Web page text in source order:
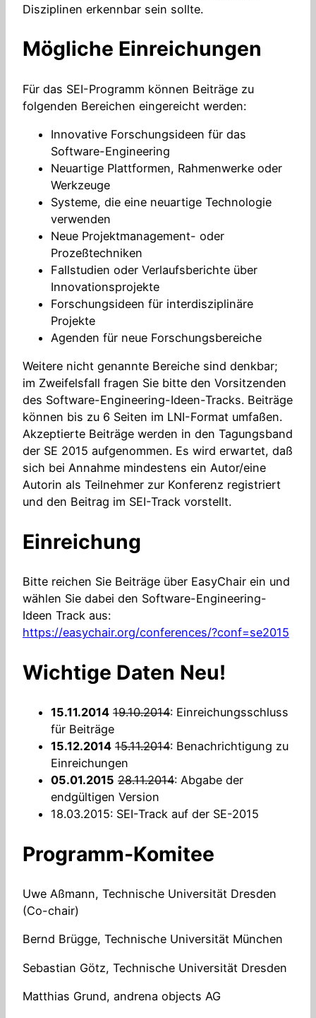
Disziplinen erkennbar sein sollte.
Mögliche Einreichungen
Für das SEI-Programm können Beiträge zu
folgenden Bereichen eingereicht werden:
Innovative Forschungsideen für das
Software-Engineering
Neuartige Plattformen, Rahmenwerke oder
Werkzeuge
Systeme, die eine neuartige Technologie
verwenden
Neue Projektmanagement- oder
Prozeßtechniken
Fallstudien oder Verlaufsberichte über
Innovationsprojekte
Forschungsideen für interdisziplinäre
Projekte
Agenden für neue Forschungsbereiche
Weitere nicht genannte Bereiche sind denkbar;
im Zweifelsfall fragen Sie bitte den Vorsitzenden
des Software-Engineering-Ideen-Tracks. Beiträge
können bis zu 6 Seiten im LNI-Format umfaßen.
Akzeptierte Beiträge werden in den Tagungsband
der SE 2015 aufgenommen. Es wird erwartet, daß
sich bei Annahme mindestens ein Autor/eine
Autorin als Teilnehmer zur Konferenz registriert
und den Beitrag im SEI-Track vorstellt.
Einreichung
Bitte reichen Sie Beiträge über EasyChair ein und
wählen Sie dabei den Software-Engineering-
Ideen Track aus:
https://easychair.org/conferences/?conf=se2015
Wichtige Daten Neu!
15.11.2014 19.10.2014: Einreichungsschluss
für Beiträge
15.12.2014 15.11.2014: Benachrichtigung zu
Einreichungen
05.01.2015 28.11.2014: Abgabe der
endgültigen Version
18.03.2015: SEI-Track auf der SE-2015
Programm-Komitee
Uwe Aßmann, Technische Universität Dresden
(Co-chair)
Bernd Brügge, Technische Universität München
Sebastian Götz, Technische Universität Dresden
Matthias Grund, andrena objects AG